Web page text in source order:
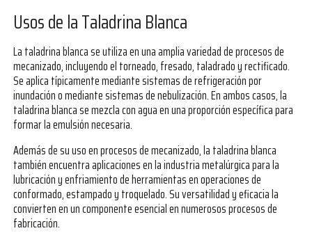
Usos de la Taladrina Blanca
La taladrina blanca se utiliza en una amplia variedad de procesos de
mecanizado, incluyendo el torneado, fresado, taladrado y rectificado.
Se aplica típicamente mediante sistemas de refrigeración por
inundación o mediante sistemas de nebulización. En ambos casos, la
taladrina blanca se mezcla con agua en una proporción específica para
formar la emulsión necesaria.
Además de su uso en procesos de mecanizado, la taladrina blanca
también encuentra aplicaciones en la industria metalúrgica para la
lubricación y enfriamiento de herramientas en operaciones de
conformado, estampado y troquelado. Su versatilidad y eficacia la
convierten en un componente esencial en numerosos procesos de
fabricación.